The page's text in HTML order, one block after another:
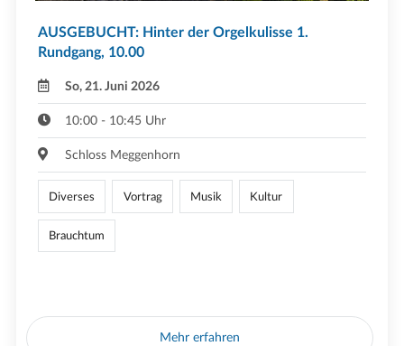
AUSGEBUCHT: Hinter der Orgelkulisse 1.
Rundgang, 10.00
So, 21. Juni 2026
10:00 - 10:45 Uhr
Schloss Meggenhorn
Diverses Vortrag Musik Kultur
Brauchtum
Mehr erfahren